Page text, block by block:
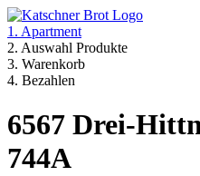
1. Apartment
2. Auswahl Produkte
3. Warenkorb
4. Bezahlen
6567 Drei-
744A